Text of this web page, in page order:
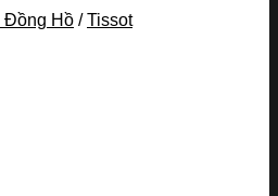
Đồng Hồ / Tissot